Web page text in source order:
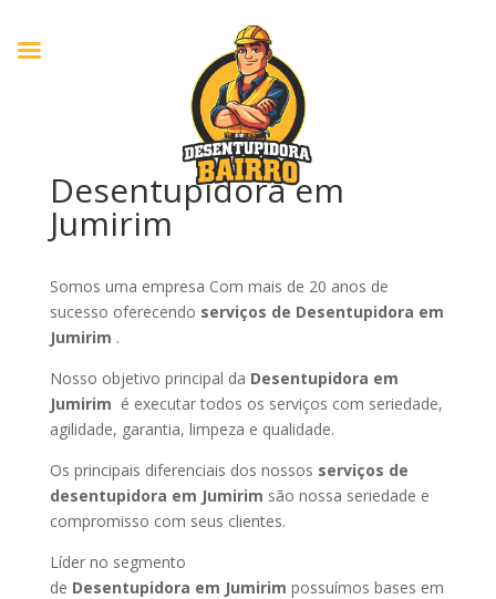
Desentupidora em
Jumirim
Somos uma empresa Com mais de 20 anos de
sucesso oferecendo serviços de Desentupidora em
Jumirim .
Nosso objetivo principal da Desentupidora em
Jumirim é executar todos os serviços com seriedade,
agilidade, garantia, limpeza e qualidade.
Os principais diferenciais dos nossos serviços de
desentupidora em Jumirim são nossa seriedade e
compromisso com seus clientes.
Líder no segmento
de Desentupidora em Jumirim possuímos bases em